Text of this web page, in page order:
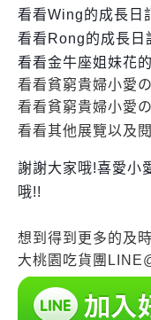
看看Wing的成長日
看看Rong的成長日
看看金牛座姐妹花
看看貧窮貴婦小愛
看看貧窮貴婦小愛
看看其他展覽以及
謝謝大家哦!喜愛小
哦!!
想到得到更多的及
大桃園吃貨團